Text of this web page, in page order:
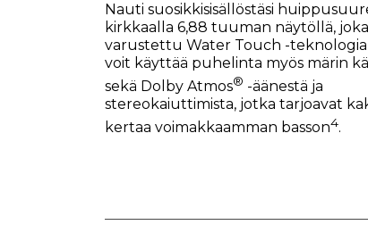
Nauti suosikkisisällöstäsi
kirkkaalla 6,88 tuuman näytöllä,
varustettu Water Touch -
voit käyttää puhelinta myös märin
sekä Dolby Atmos® -äänestä ja
stereokaiuttimista, jotka tarjoavat
kertaa voimakkaamman basson4.